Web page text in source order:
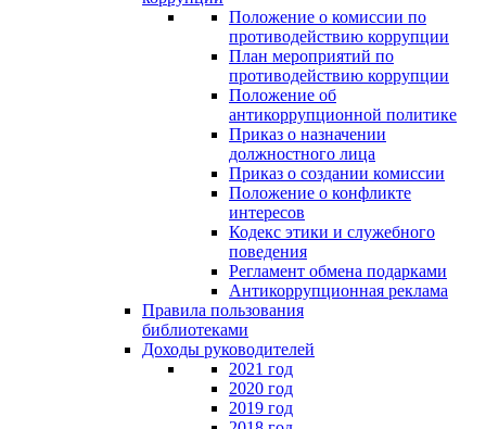
Положение о комиссии по
противодействию коррупции
План мероприятий по
противодействию коррупции
Положение об
антикоррупционной политике
Приказ о назначении
должностного лица
Приказ о создании комиссии
Положение о конфликте
интересов
Кодекс этики и служебного
поведения
Регламент обмена подарками
Антикоррупционная реклама
Правила пользования
библиотеками
Доходы руководителей
2021 год
2020 год
2019 год